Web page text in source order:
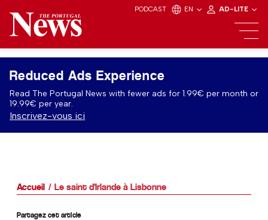
PODCAST EN AD-LITE
Reduced Ads Experience
Read The Portugal News with fewer ads for 1.99€ per month or
19.99€ per year.
Inscrivez-vous ici
Accueil Le saint d'Irlande à Lisbonne
Partagez cet article